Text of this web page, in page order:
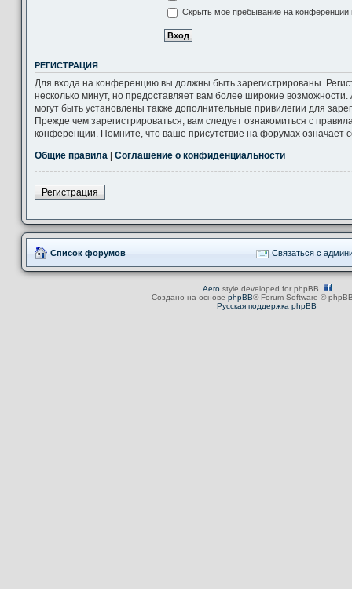
Скрыть моё пребывание на конференции
РЕГИСТРАЦИЯ
Для входа на конференцию вы должны быть зарегистрированы.
несколько минут, но предоставляет вам более широкие
могут быть установлены также дополнительные привилегии для
Прежде чем зарегистрироваться, вам следует ознакомиться с
конференции. Помните, что ваше присутствие на форумах означает
Общие правила
Соглашение о конфиденциальности
Регистрация
Список форумов Связаться с
Aerostyle developed for phpBB
Создано на основе phpBB® Forum Software ©
Русская поддержка phpBB